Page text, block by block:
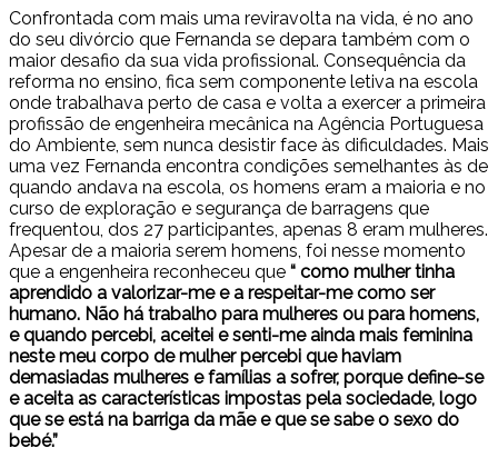
Confrontada com mais uma reviravolta na vida, é no ano
do seu divórcio que Fernanda se depara também com o
maior desafio da sua vida profissional. Consequência da
reforma no ensino, fica sem componente letiva na escola
onde trabalhava perto de casa e volta a exercer a primeira
profissão de engenheira mecânica na Agência Portuguesa
do Ambiente, sem nunca desistir face às dificuldades. Mais
uma vez Fernanda encontra condições semelhantes às de
quando andava na escola, os homens eram a maioria e no
curso de exploração e segurança de barragens que
frequentou, dos 27 participantes, apenas 8 eram mulheres.
Apesar de a maioria serem homens, foi nesse momento
que a engenheira reconheceu que “ como mulher tinha
aprendido a valorizar-me e a respeitar-me como ser
humano. Não há trabalho para mulheres ou para homens,
e quando percebi, aceitei e senti-me ainda mais feminina
neste meu corpo de mulher percebi que haviam
demasiadas mulheres e famílias a sofrer, porque define-se
e aceita as características impostas pela sociedade, logo
que se está na barriga da mãe e que se sabe o sexo do
bebé.”